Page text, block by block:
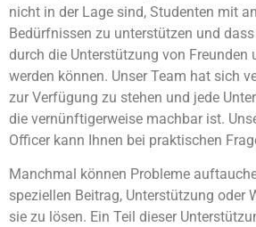
nicht in der Lage sind, Studenten mit
Bedürfnissen zu unterstützen und
durch die Unterstützung von
werden können. Unser Team hat sich
zur Verfügung zu stehen und jede
die vernünftigerweise machbar ist.
Officer kann Ihnen bei praktischen
Manchmal können Probleme
speziellen Beitrag, Unterstützung oder
sie zu lösen. Ein Teil dieser